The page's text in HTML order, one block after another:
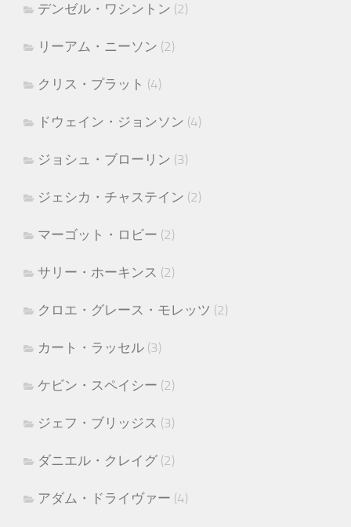
デンゼル・ワシントン (2)
リーアム・ニーソン (2)
クリス・プラット (4)
ドウェイン・ジョンソン (4)
ジョシュ・ブローリン (3)
ジェシカ・チャステイン (2)
マーゴット・ロビー (2)
サリー・ホーキンス (2)
クロエ・グレース・モレッツ (2)
カート・ラッセル (3)
ケビン・スペイシー (2)
ジェフ・ブリッジス (3)
ダニエル・クレイグ (2)
アダム・ドライヴァー (4)